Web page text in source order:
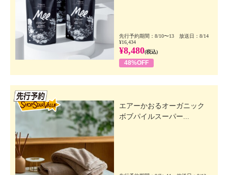
先行予約期間：8/10〜13 放送日：8/14
¥16,434
¥8,480(税込)
48%OFF
エアーかおるオーガニック
ボブパイルスーパー...